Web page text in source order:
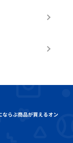
ならぶ商品が買えるオン